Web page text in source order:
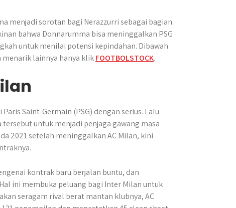
menjadi sorotan bagi Nerazzurri sebagai bagian
bahwa Donnarumma bisa meninggalkan PSG
untuk menilai potensi kepindahan. Dibawah
lainnya hanya klikFOOTBOLSTOCK.
Paris Saint-Germain (PSG) dengan serius. Lalu
untuk menjadi penjaga gawang masa
2021 setelah meninggalkan AC Milan, kini
kontrak baru berjalan buntu, dan
ini membuka peluang bagi Inter Milan untuk
seragam rival berat mantan klubnya, AC